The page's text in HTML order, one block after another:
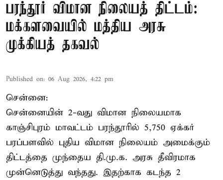
பரந்தூர் விமான நிலையத் திட்டம்:
மக்களவையில் மத்திய அரசு
முக்கியத் தகவல்
Published on: 06 Aug 2026, 4:22 pm
சென்னை:
சென்னையின் 2-வது விமான நிலையமாக
காஞ்சிபுரம் மாவட்டம் பரந்தூரில் 5,750 ஏக்கர்
பரப்பளவில் புதிய விமான நிலையம் அமைக்கும்
திட்டத்தை முந்தைய தி.மு.க. அரசு தீவிரமாக
முன்னெடுத்து வந்தது. இதற்காக கடந்த 2